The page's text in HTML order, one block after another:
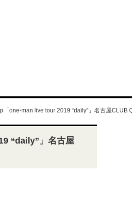
one-man live tour 2019 “daily”」名古屋CLUB
“daily”」名古屋